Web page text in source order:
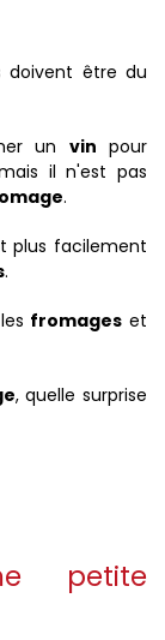
doivent être du
un vin pour
il n'est pas
.
plus facilement
.
fromages et
, quelle surprise
petite